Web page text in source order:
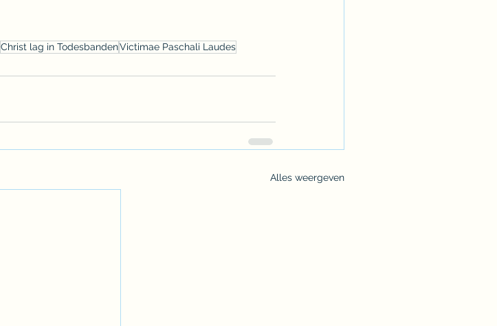
Christ lag in TodesbandenVictimae Paschali Laudes
Alles weergeven